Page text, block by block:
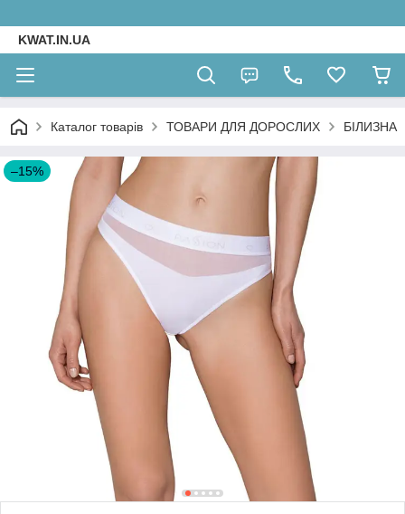
KWAT.IN.UA
Каталог товарів ТОВАРИ ДЛЯ ДОРОСЛИХ БІЛИЗНА
–15%